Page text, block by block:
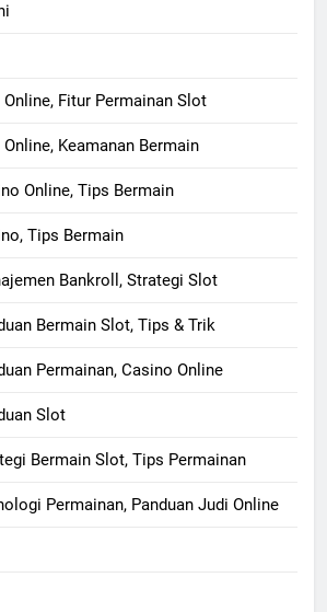
Fitur Permainan Slot
Keamanan Bermain
Online, Tips Bermain
Tips Bermain
Bankroll, Strategi Slot
Bermain Slot, Tips & Trik
Permainan, Casino Online
Slot
Bermain Slot, Tips Permainan
Permainan, Panduan Judi Online